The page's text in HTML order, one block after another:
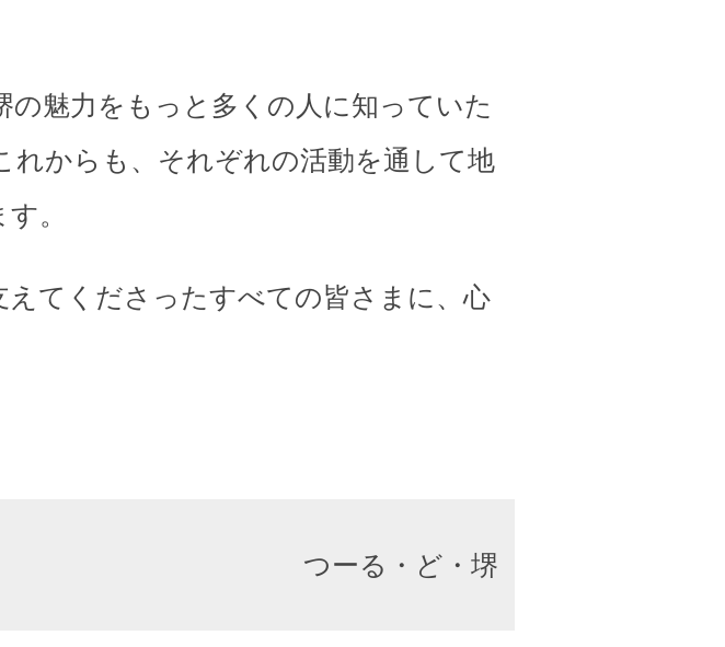
魅力をもっと多くの人に知っていた
からも、それぞれの活動を通して地
。
てくださったすべての皆さまに、心
つーる・ど・堺